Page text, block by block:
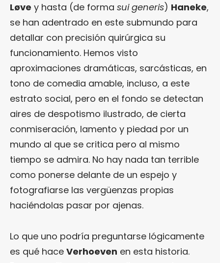
Løve y hasta (de forma sui generis) Haneke,
se han adentrado en este submundo para
detallar con precisión quirúrgica su
funcionamiento. Hemos visto
aproximaciones dramáticas, sarcásticas, en
tono de comedia amable, incluso, a este
estrato social, pero en el fondo se detectan
aires de despotismo ilustrado, de cierta
conmiseración, lamento y piedad por un
mundo al que se critica pero al mismo
tiempo se admira. No hay nada tan terrible
como ponerse delante de un espejo y
fotografiarse las vergüenzas propias
haciéndolas pasar por ajenas.
Lo que uno podría preguntarse lógicamente
es qué hace Verhoeven en esta historia.